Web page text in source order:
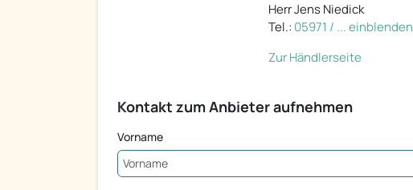
Herr Jens Niedick
Tel.: 05971 / ... einblenden
Zur Händlerseite
Kontakt zum Anbieter aufnehmen
Vorname